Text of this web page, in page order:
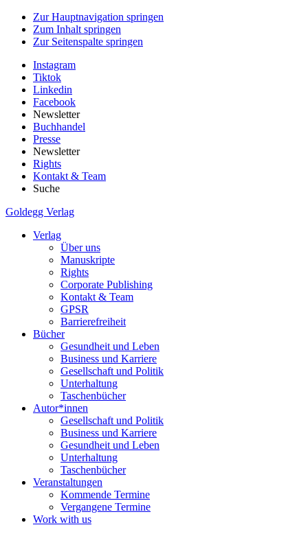
Zur Hauptnavigation springen
Zum Inhalt springen
Zur Seitenspalte springen
Instagram
Tiktok
Linkedin
Facebook
Newsletter
Buchhandel
Presse
Newsletter
Rights
Kontakt & Team
Suche
Goldegg Verlag
Verlag
Über uns
Manuskripte
Rights
Corporate Publishing
Kontakt & Team
GPSR
Barrierefreiheit
Bücher
Gesundheit und Leben
Business und Karriere
Gesellschaft und Politik
Unterhaltung
Taschenbücher
Autor*innen
Gesellschaft und Politik
Business und Karriere
Gesundheit und Leben
Unterhaltung
Taschenbücher
Veranstaltungen
Kommende Termine
Vergangene Termine
Work with us